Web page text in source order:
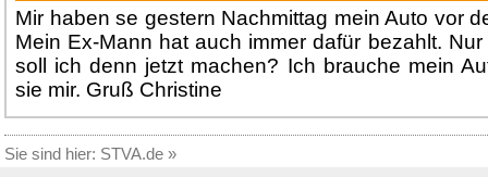
Mir haben se gestern Nachmittag mein Auto vor
Mein Ex-Mann hat auch immer dafür bezahlt.
soll ich denn jetzt machen? Ich brauche mein
sie mir. Gruß Christine
Sie sind hier: STVA.de »